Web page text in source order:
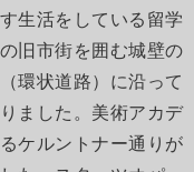
生活をしている留学
旧市街を囲む城壁の
環状道路）に沿って
ました。美術アカデ
ケルントナー通りが